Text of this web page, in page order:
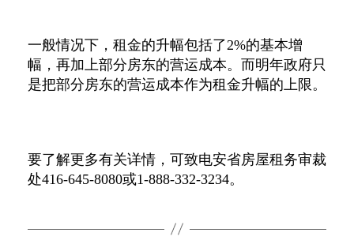
一般情况下，租金的升幅包括了2%的基本增
幅，再加上部分房东的营运成本。而明年政府只
是把部分房东的营运成本作为租金升幅的上限。
要了解更多有关详情，可致电安省房屋租务审裁
处416-645-8080或1-888-332-3234。